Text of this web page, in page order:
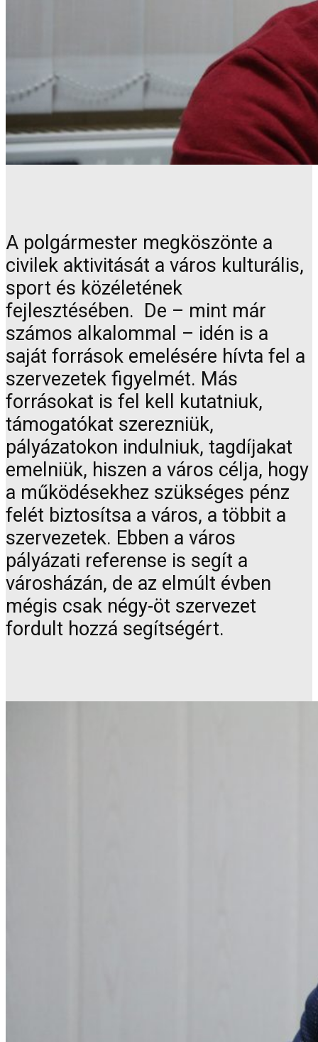
A polgármester megköszönte a
civilek aktivitását a város kulturális,
sport és közéletének
fejlesztésében. De – mint már
számos alkalommal – idén is a
saját források emelésére hívta fel a
szervezetek figyelmét. Más
forrásokat is fel kell kutatniuk,
támogatókat szerezniük,
pályázatokon indulniuk, tagdíjakat
emelniük, hiszen a város célja, hogy
a működésekhez szükséges pénz
felét biztosítsa a város, a többit a
szervezetek. Ebben a város
pályázati referense is segít a
városházán, de az elmúlt évben
mégis csak négy-öt szervezet
fordult hozzá segítségért.